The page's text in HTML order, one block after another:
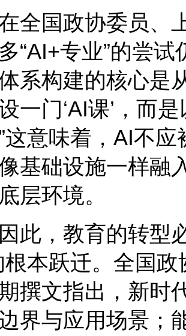
国政协委员、上
“AI+专业”的尝
系构建的核心是
一门‘AI课’，而
这意味着，AI不
基础设施一样融
层环境。
，教育的转型必
根本跃迁。全国
撰文指出，新时
界与应用场景；